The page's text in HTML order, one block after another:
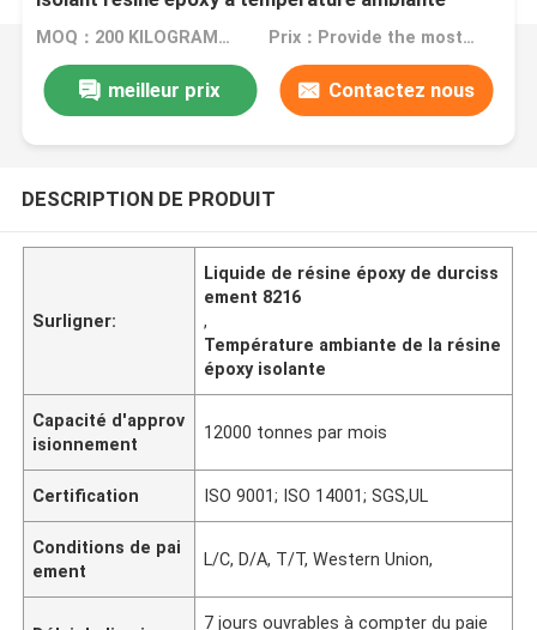
MOQ：200 KILOGRAMMES Prix：Provide the most competitive price based on market conditions
meilleur prix Contactez nous
DESCRIPTION DE PRODUIT
Surligner:
Liquide de résine époxy de durciss
ement 8216
,
Température ambiante de la résine
époxy isolante
Capacité d'approv
isionnement
12000 tonnes par mois
Certification ISO 9001; ISO 14001; SGS,UL
Conditions de pai
ement
L/C, D/A, T/T, Western Union,
7 jours ouvrables à compter du paie